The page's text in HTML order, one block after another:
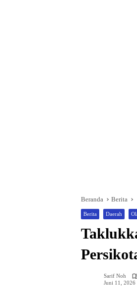
Beranda Berita
Berita Daerah
Sarif Noh
Juni 11, 2026